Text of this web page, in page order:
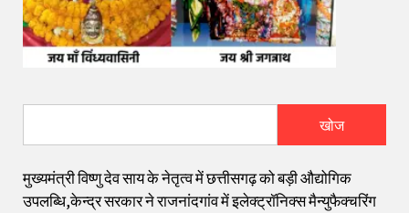
खोज
मुख्यमंत्री विष्णु देव साय के नेतृत्व में छत्तीसगढ़ को बड़ी औद्योगिक
उपलब्धि,केन्द्र सरकार ने राजनांदगांव में इलेक्ट्रॉनिक्स मैन्युफैक्चरिंग